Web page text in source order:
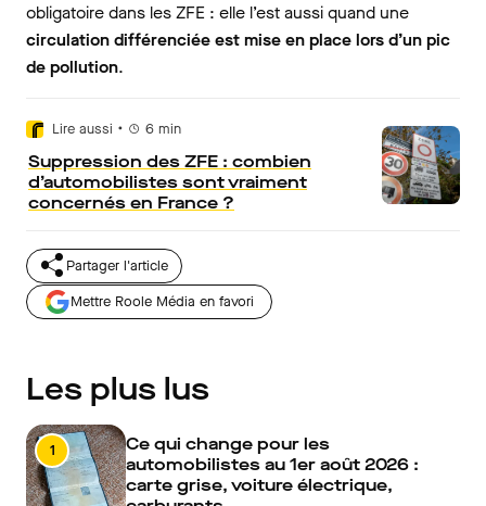
obligatoire dans les ZFE : elle l’est aussi quand une
circulation différenciée est mise en place lors d’un pic
de pollution.
Lire aussi • 6 min
Suppression des ZFE : combien
d’automobilistes sont vraiment
concernés en France ?
Partager l'article
Mettre Roole Média en favori
Les plus lus
1
Ce qui change pour les
automobilistes au 1er août 2026 :
carte grise, voiture électrique,